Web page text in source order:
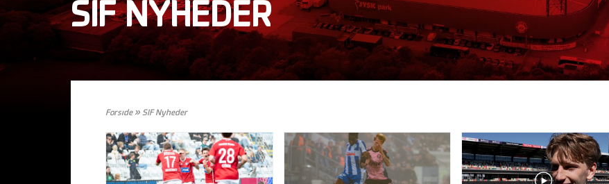
SIF NYHEDER
Forside» SIF Nyheder